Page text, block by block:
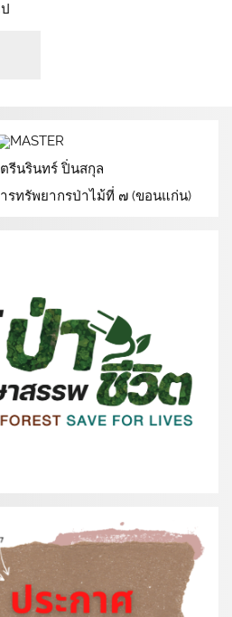
รีนรินทร์ ปิ่นสกุล
รทรัพยากรป่าไม้ที่ ๗ (ขอนแก่น)